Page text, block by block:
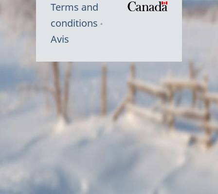
Terms and
conditions
Avis
Symbole
Canada